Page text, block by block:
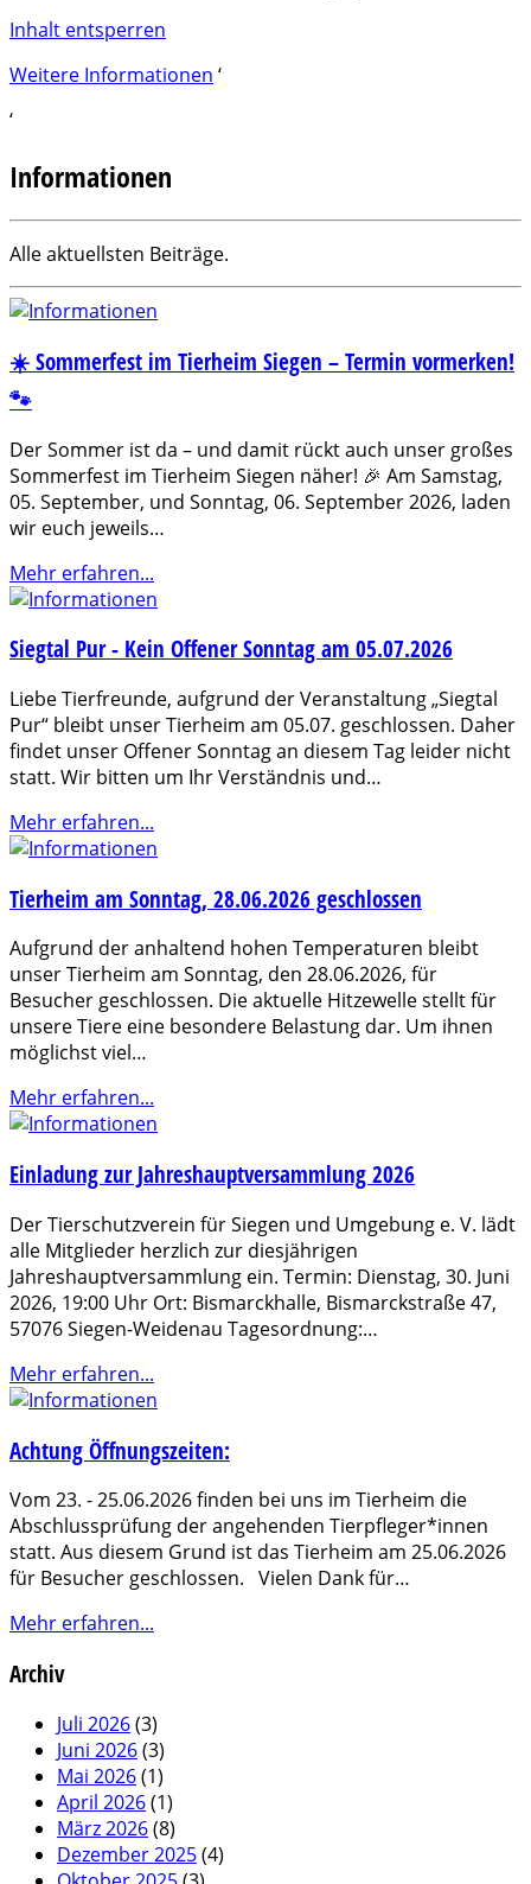
Inhalt entsperren
Weitere Informationen ‘
‘
Informationen
Alle aktuellsten Beiträge.
☀️ Sommerfest im Tierheim Siegen – Termin vormerken!
🐾
Der Sommer ist da – und damit rückt auch unser großes
Sommerfest im Tierheim Siegen näher! 🎉 Am Samstag,
05. September, und Sonntag, 06. September 2026, laden
wir euch jeweils…
Mehr erfahren...
Siegtal Pur - Kein Offener Sonntag am 05.07.2026
Liebe Tierfreunde, aufgrund der Veranstaltung „Siegtal
Pur“ bleibt unser Tierheim am 05.07. geschlossen. Daher
findet unser Offener Sonntag an diesem Tag leider nicht
statt. Wir bitten um Ihr Verständnis und…
Mehr erfahren...
Tierheim am Sonntag, 28.06.2026 geschlossen
Aufgrund der anhaltend hohen Temperaturen bleibt
unser Tierheim am Sonntag, den 28.06.2026, für
Besucher geschlossen. Die aktuelle Hitzewelle stellt für
unsere Tiere eine besondere Belastung dar. Um ihnen
möglichst viel…
Mehr erfahren...
Einladung zur Jahreshauptversammlung 2026
Der Tierschutzverein für Siegen und Umgebung e. V. lädt
alle Mitglieder herzlich zur diesjährigen
Jahreshauptversammlung ein. Termin: Dienstag, 30. Juni
2026, 19:00 Uhr Ort: Bismarckhalle, Bismarckstraße 47,
57076 Siegen-Weidenau Tagesordnung:…
Mehr erfahren...
Achtung Öffnungszeiten:
Vom 23. - 25.06.2026 finden bei uns im Tierheim die
Abschlussprüfung der angehenden Tierpfleger*innen
statt. Aus diesem Grund ist das Tierheim am 25.06.2026
für Besucher geschlossen. Vielen Dank für…
Mehr erfahren...
Archiv
Juli 2026(3)
Juni 2026(3)
Mai 2026(1)
April 2026(1)
März 2026(8)
Dezember 2025(4)